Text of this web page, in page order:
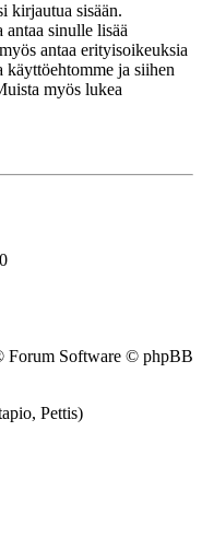
kirjautua sisään.
sinulle lisää
antaa erityisoikeuksia
ja siihen
myös lukea
Forum Software © phpBB
Pettis)